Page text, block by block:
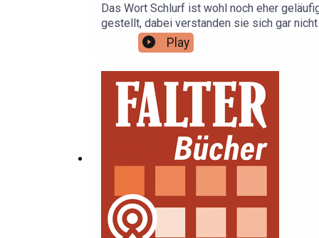
Das Wort Schlurf ist wohl noch eher
gestellt, dabei verstanden sie sich gar
Kleider, die sich vom Diktat der
– sind sie so gut wie vergessen.Warum
Petra Hartlieb im FALTER-Buchpodcast
Barbara Kadletz, Illustrationen von Jorghi
Play